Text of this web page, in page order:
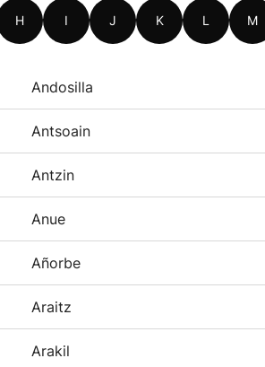
H I J K L M
Andosilla
Antsoain
Antzin
Anue
Añorbe
Araitz
Arakil